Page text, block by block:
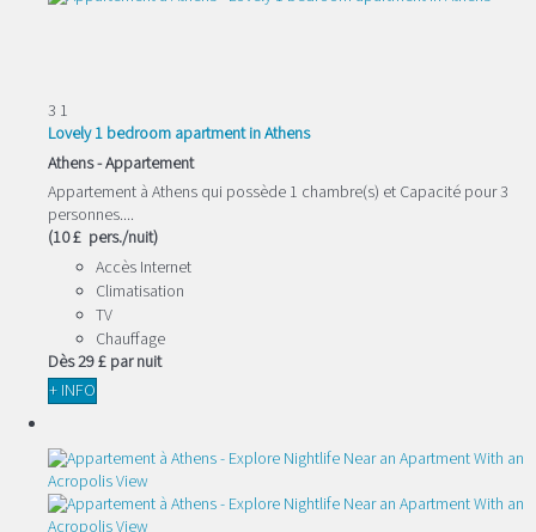
3 1
Lovely 1 bedroom apartment in Athens
Athens -Appartement
Appartement à Athens qui possède 1 chambre(s) et Capacité pour 3
personnes....
(10 £ pers./nuit)
Accès Internet
Climatisation
TV
Chauffage
Dès29 £ par nuit
+ INFO